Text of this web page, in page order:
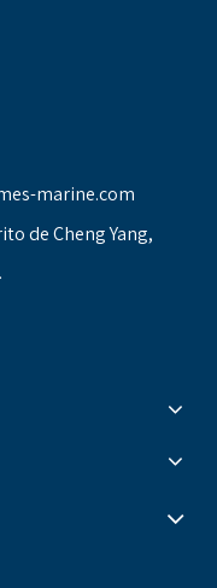
marine.com
de Cheng Yang,